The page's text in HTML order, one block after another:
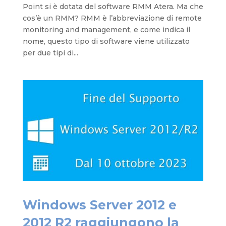
Point si è dotata del software RMM Atera. Ma che
cos’è un RMM? RMM è l’abbreviazione di remote
monitoring and management, e come indica il
nome, questo tipo di software viene utilizzato
per due tipi di...
Windows Server 2012 e
2012 R2 raggiungono la